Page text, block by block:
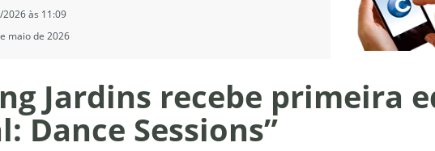
2026 às 11:09
maio de 2026
Jardins recebe primeira
Dance Sessions”